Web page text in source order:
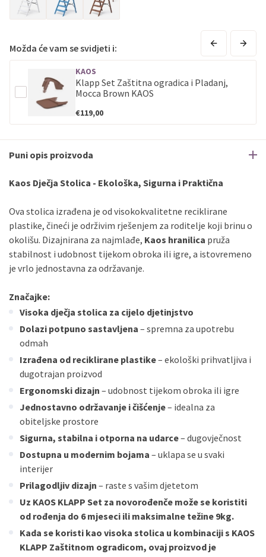
Sve banke Visa
Sve banke
Jednokratno
ECC
Discover Jednokratno
Možda će vam se svidjeti i:
KAOS
Klapp Set Zaštitna ogradica i Pladanj,
Mocca Brown KAOS
€119,00
Puni opis proizvoda
Kaos Dječja Stolica - Ekološka, Sigurna i Praktična
Ova stolica izrađena je od visokokvalitetne reciklirane
plastike, čineći je održivim rješenjem za roditelje koji brinu o
okolišu. Dizajnirana za najmlađe, Kaos hranilica pruža
stabilnost i udobnost tijekom obroka ili igre, a istovremeno
je vrlo jednostavna za održavanje.
Značajke:
Visoka dječja stolica za cijelo djetinjstvo
Dolazi potpuno sastavljena – spremna za upotrebu
odmah
Izrađena od reciklirane plastike– ekološki prihvatljiva i
dugotrajan proizvod
Ergonomski dizajn – udobnost tijekom obroka ili igre
Jednostavno održavanje i čišćenje– idealna za
obiteljske prostore
Sigurna, stabilna i otporna na udarce– dugovječnost
Dostupna u modernim bojama – uklapa se u svaki
interijer
Prilagodljiv dizajn – raste s vašim djetetom
Uz KAOS KLAPP Set za novorođenče može se koristiti
od rođenja do 6 mjeseci ili maksimalne težine 9kg.
Kada se koristi kao visoka stolica u kombinaciji s KAOS
KLAPP Zaštitnom ogradicom, ovaj proizvod je